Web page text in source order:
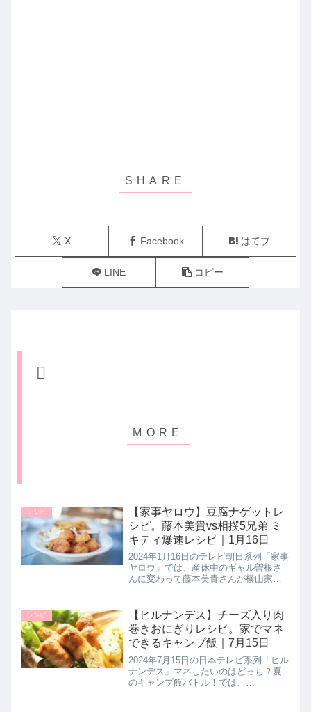
X Facebook はてブ
LINE コピー
レシピ
【家事ヤロウ】豆腐ナゲットレ
シピ。藤本美貴vs相撲5兄弟 ミ
キティ爆速レシピ｜1月16日
2024年1月16日のテレビ朝日系列「家事
ヤロウ」では、産休中のギャル曽根さ
んに変わって藤本美貴さんが横山家相
した！ミキティが作り上げた【豆腐ナ
ゲット】の作り方を教詳しく紹...
レシピ
【ヒルナンデス】チーズ入り肉
巻きおにぎりレシピ。家でマネ
できるキャンプ飯｜7月15日
2024年7月15日の日本テレビ系列「ヒル
ナンデス」マネしたいのはどっち？夏
のキャンプ飯バトル！では、